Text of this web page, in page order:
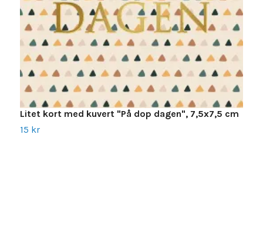
Litet kort med kuvert "På dop dagen", 7,5x7,5 cm
15 kr